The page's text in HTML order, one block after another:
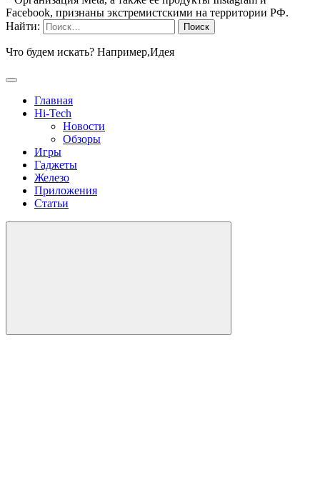
Facebook, признаны экстремистскими на территории РФ.
Найти:
Что будем искать? Например,Идея
Главная
Hi-Tech
Новости
Обзоры
Игры
Гаджеты
Железо
Приложения
Статьи